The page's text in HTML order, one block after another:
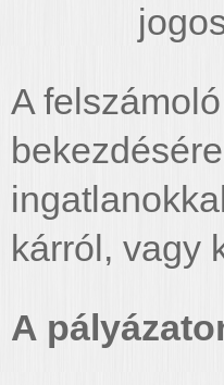
jogosult:
A
kárról, vagy
A